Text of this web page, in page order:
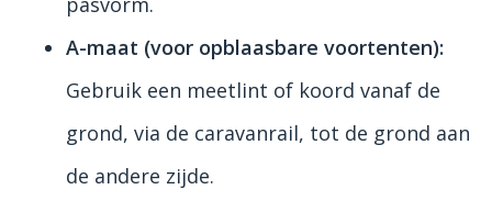
A-maat (voor opblaasbare voortenten):
Gebruik een meetlint of koord vanaf de
grond, via de caravanrail, tot de grond aan
de andere zijde.